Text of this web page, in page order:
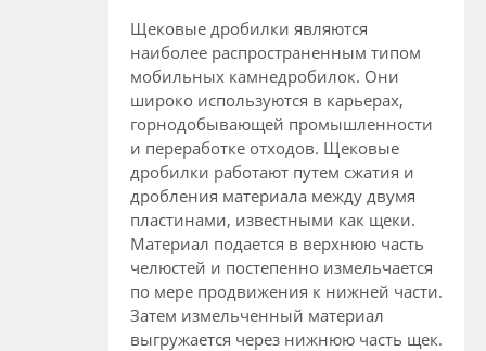
Щековые дробилки являются
наиболее распространенным типом
мобильных камнедробилок. Они
широко используются в карьерах,
горнодобывающей промышленности
и переработке отходов. Щековые
дробилки работают путем сжатия и
дробления материала между двумя
пластинами, известными как щеки.
Материал подается в верхнюю часть
челюстей и постепенно измельчается
по мере продвижения к нижней части.
Затем измельченный материал
выгружается через нижнюю часть щек.